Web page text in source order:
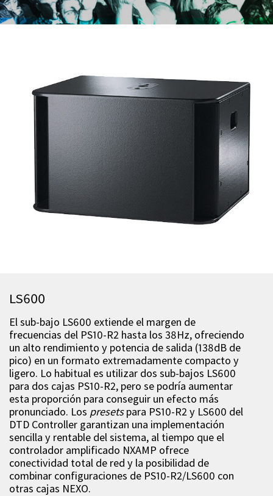
LS600
El sub-bajo LS600 extiende el margen de
frecuencias del PS10-R2 hasta los 38Hz, ofreciendo
un alto rendimiento y potencia de salida (138dB de
pico) en un formato extremadamente compacto y
ligero. Lo habitual es utilizar dos sub-bajos LS600
para dos cajas PS10-R2, pero se podría aumentar
esta proporción para conseguir un efecto más
pronunciado. Los presetspara PS10-R2 y LS600 del
DTD Controller garantizan una implementación
sencilla y rentable del sistema, al tiempo que el
controlador amplificado NXAMP ofrece
conectividad total de red y la posibilidad de
combinar configuraciones de PS10-R2/LS600 con
otras cajas NEXO.